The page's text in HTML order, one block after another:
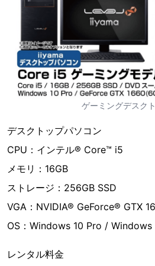
ゲーミングデスク
デスクトップパソコン
CPU：インテル® Core™ i5
メモリ：16GB
ストレージ：256GB SSD
VGA：NVIDIA® GeForce® GTX
OS：Windows 10 Pro / Windows
レンタル料金